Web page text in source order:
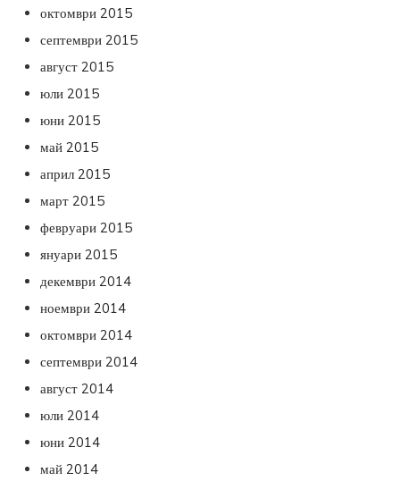
октомври 2015
септември 2015
август 2015
юли 2015
юни 2015
май 2015
април 2015
март 2015
февруари 2015
януари 2015
декември 2014
ноември 2014
октомври 2014
септември 2014
август 2014
юли 2014
юни 2014
май 2014